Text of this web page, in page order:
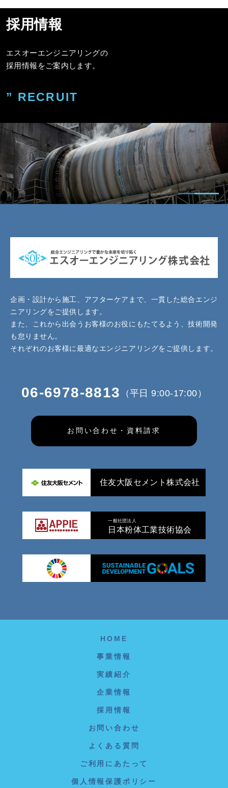
採用情報
エスオーエンジニアリングの
採用情報をご案内します。
” RECRUIT
企画・設計から施工、アフターケアまで、一貫した総合エンジ
ニアリングをご提供します。
また、これから出会うお客様のお役にもたてるよう、技術開発
も怠りません。
それぞれのお客様に最適なエンジニアリングをご提供します。
06-6978-8813 （平日 9:00-17:00）
お問い合わせ・資料請求
住友大阪セメント株式会社
一般社団法人
日本粉体工業技術協会
HOME
事業情報
実績紹介
企業情報
採用情報
お問い合わせ
よくある質問
ご利用にあたって
個人情報保護ポリシー